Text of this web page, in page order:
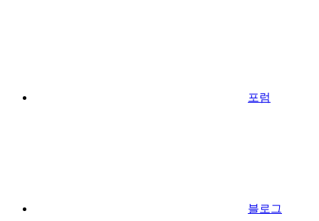
포럼
블로그